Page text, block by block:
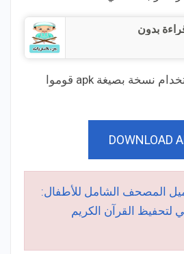
بدون
وإن كنتم تفضلون استخدام نسخة بصيغة apk قوموا
DOWNLOAD
المصحف الشامل للأطفال:
لتحفيظ القرآن الكريم